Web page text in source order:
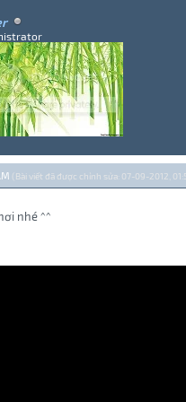
(Bài viết đã được chỉnh sửa: 07-09-2012,
nhé ^^